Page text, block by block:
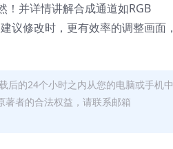
！并详情讲解合成通道如RGB
议修改时，更有效率的调整画面
后的24个小时之内从您的电脑或手机
著者的合法权益，请联系邮箱